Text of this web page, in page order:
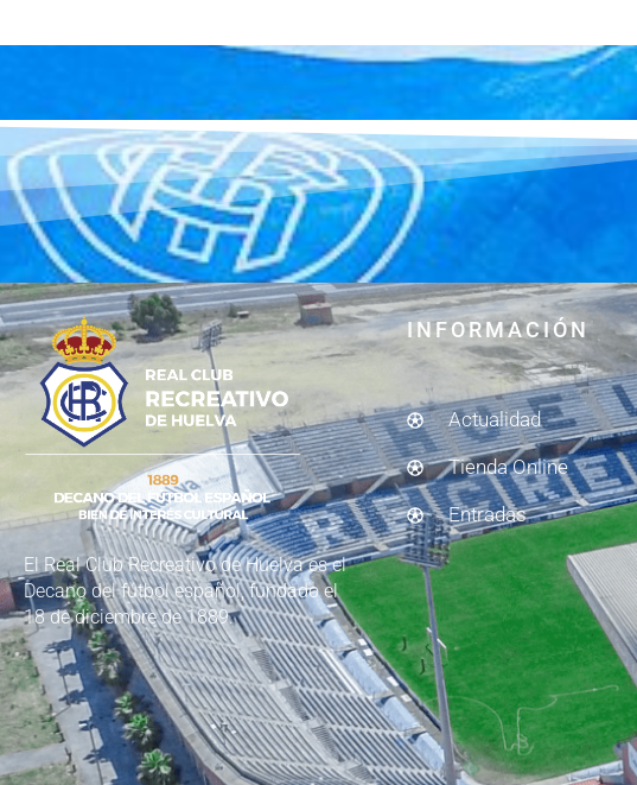
El Real Club Recreativo de Huelva es el
Decano del fútbol español, fundado el
18 de diciembre de 1889.
INFORMACIÓN
Actualidad
Tienda Online
Entradas